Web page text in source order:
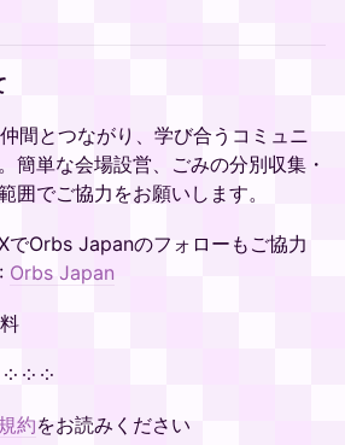
間とつながり、学び合うコミュニ
簡単な会場設営、ごみの分別収集・
囲でご協力をお願いします。
でOrbs Japanのフォローもご協力
Orbs Japan
༶ ༶ ༶
約をお読みください